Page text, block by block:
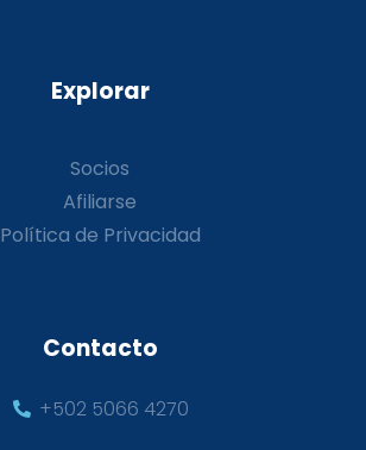
Explorar
Socios
Afiliarse
Política de Privacidad
Contacto
+502 5066 4270